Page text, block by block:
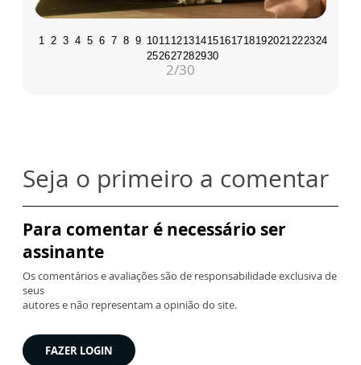
1 2 3 4 5 6 7 8 9 101112131415161718192021222324
252627282930
2/30
Seja o primeiro a comentar
Para comentar é necessário ser
assinante
Os comentários e avaliações são de responsabilidade exclusiva de
seus
autores e não representam a opinião do site.
FAZER LOGIN